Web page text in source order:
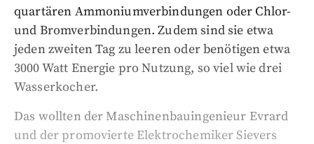
quartären Ammoniumverbindungen oder Chlor-
und Bromverbindungen. Zudem sind sie etwa
jeden zweiten Tag zu leeren oder benötigen etwa
3000 Watt Energie pro Nutzung, so viel wie drei
Wasserkocher.
Das wollten der Maschinenbauingenieur Evrard
und der promovierte Elektrochemiker Sievers